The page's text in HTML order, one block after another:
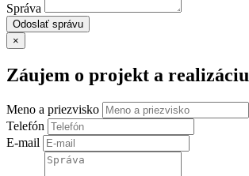
Správa
Odoslať správu
×
Záujem o projekt a realizáciu
Meno a priezvisko
Telefón
E-mail